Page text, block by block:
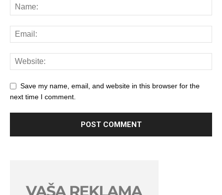
Save my name, email, and website in this browser for the
next time I comment.